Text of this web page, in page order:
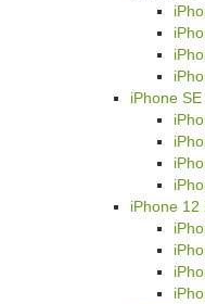
iPhone
iPhone 12